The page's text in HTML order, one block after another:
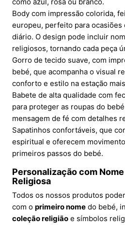
Body com impressão colorida,
europeu, perfeito para ocasiões
diário. O design pode incluir
religiosos, tornando cada peça
Gorro de tecido suave, com
bebé, que acompanha o visual
conforto e estilo na estação
Babete de alta qualidade com
para proteger as roupas do
mensagem de fé com detalhes
Sapatinhos confortáveis, que
espiritual e oferecem
primeiros passos do bebé.
Personalização com
Religiosa
Todos os nossos produtos
com o primeiro nome do bebé,
coleção religião e símbolos